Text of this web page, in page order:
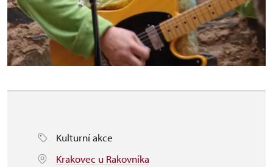
Kulturní akce
Krakovec u Rakovníka